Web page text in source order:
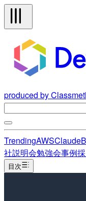
produced by
TrendingAWSClaude
社説明会勉強会事例
目次